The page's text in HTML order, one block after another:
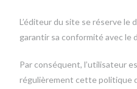
L’éditeur du site se réserve le
garantir sa conformité avec le
Par conséquent, l’utilisateur
régulièrement cette politique